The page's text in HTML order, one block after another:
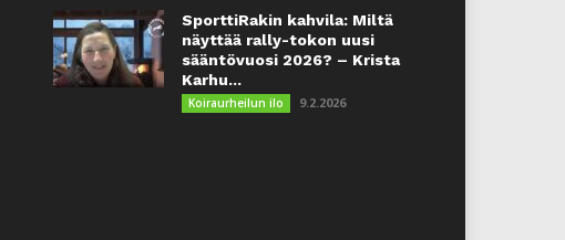
SporttiRakin kahvila: Miltä
näyttää rally-tokon uusi
sääntövuosi 2026? – Krista
Karhu...
Koiraurheilun ilo 9.2.2026